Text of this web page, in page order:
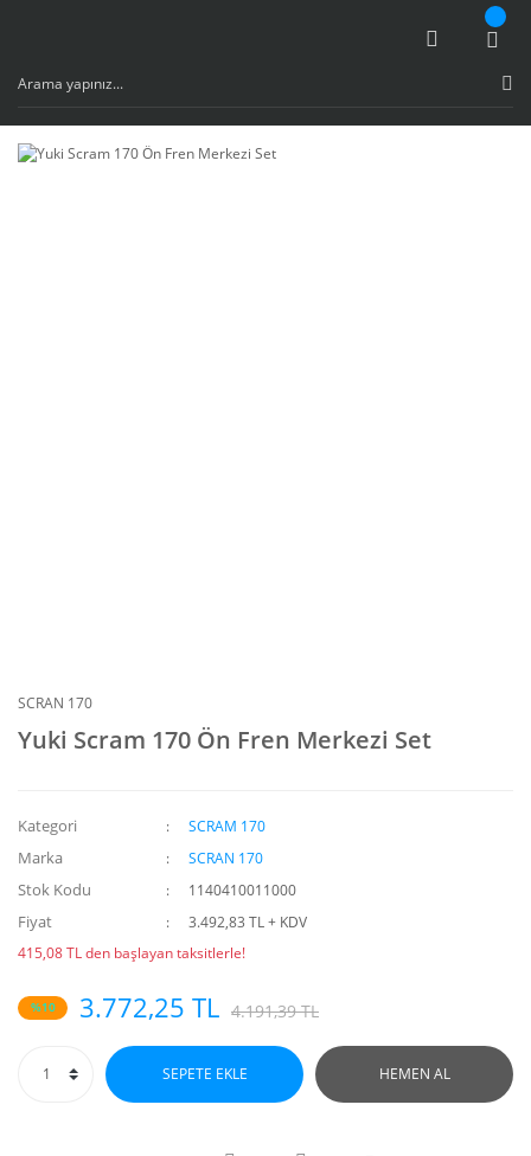
SCRAN 170
Yuki Scram 170 Ön Fren Merkezi Set
Kategori SCRAM 170
Marka SCRAN 170
Stok Kodu 1140410011000
Fiyat
3.492,83 TL + KDV
415,08 TL den başlayan taksitlerle!
%10 3.772,25 TL 4.191,39 TL
SEPETE EKLE HEMEN AL